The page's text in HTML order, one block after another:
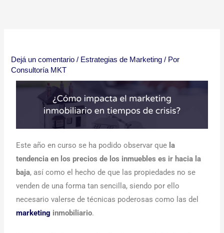
Dejá un comentario / Estrategias de Marketing / Por
Consultoría MKT
Este año en curso se ha podido observar que la
tendencia en los precios de los inmuebles es ir hacia la
baja, así como el hecho de que las propiedades no se
venden de una forma tan sencilla, siendo por ello
necesario valerse de técnicas poderosas como las del
marketing inmobiliario.